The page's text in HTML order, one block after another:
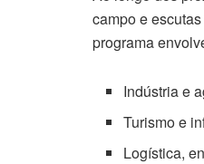
campo e
programa
Indústria e
Turismo e
Logística,